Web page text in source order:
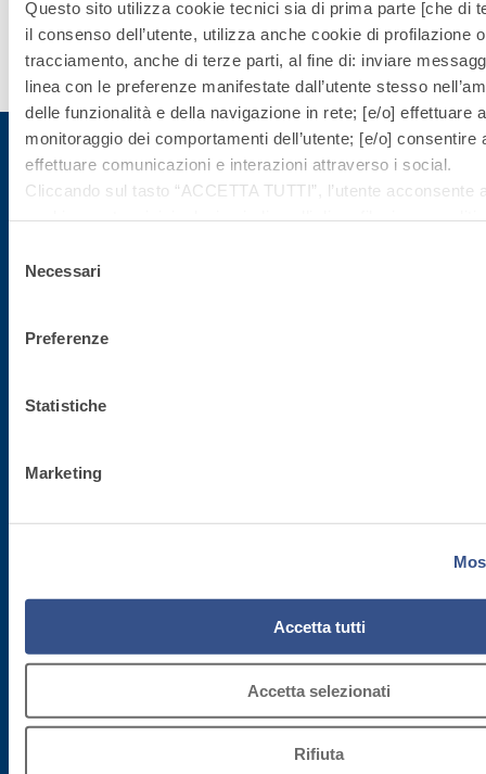
Questo sito utilizza cookie tecnici sia di prima parte [che di
il consenso dell’utente, utilizza anche cookie di profilazione
tracciamento, anche di terze parti, al fine di: inviare
linea con le preferenze manifestate dall’utente stesso
delle funzionalità e della navigazione in rete; [e/o] effettuare
monitoraggio dei comportamenti dell’utente; [e/o] consentire
effettuare comunicazioni e interazioni attraverso i social.
Cliccando sul tasto “ ACCETTA TUTTI”, l’utente acconsente
Se l’utente desidera gestire le proprie preferenze può
POLICY.
cookie che richiedono il consenso, mantenendo le
delNecessari
Preferenze
Statistiche
Marketing
Accetta tutti
Accetta selezionati
Rifiuta
Scopri di
più
Iscriviti alla newsletter
Rimani aggiornato con le ultime novità di Fassa Bortolo
Sede direzionale
31027 Spresiano (TV)
Fax +39.0422.887509
Gestione ordini - 800.333.435
Assistenza attrezzature - 800.353.637